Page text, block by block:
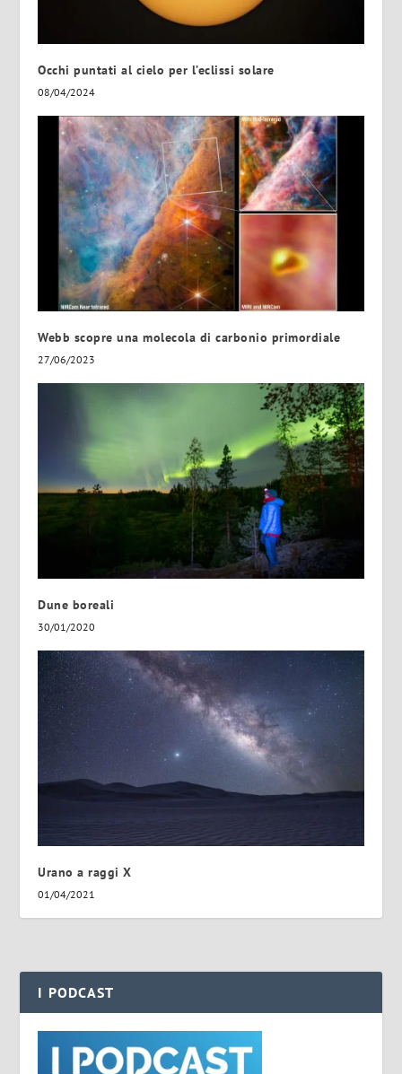
Occhi puntati al cielo per l’eclissi solare
08/04/2024
Webb scopre una molecola di carbonio primordiale
27/06/2023
Dune boreali
30/01/2020
Urano a raggi X
01/04/2021
I PODCAST